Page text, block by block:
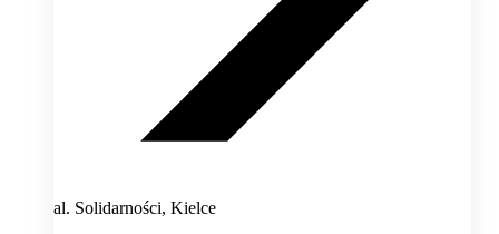
al. Solidarności, Kielce